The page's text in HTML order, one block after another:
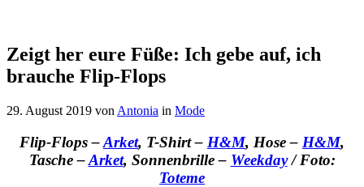
Zeigt her eure Füße: Ich gebe auf, ich
brauche Flip-Flops
29. August 2019 von Antonia in Mode
Flip-Flops –Arket, T-Shirt – H&M, Hose – H&M,
Tasche –Arket, Sonnenbrille – Weekday/ Foto:
Toteme